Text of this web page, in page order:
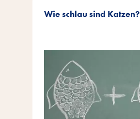
Wie schlau sind Katzen?